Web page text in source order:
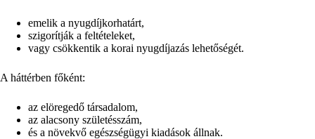
emelik a nyugdíjkorhatárt,
szigorítják a feltételeket,
vagy csökkentik a korai nyugdíjazás lehetőségét.
A háttérben főként:
az elöregedő társadalom,
az alacsony születésszám,
és a növekvő egészségügyi kiadások állnak.